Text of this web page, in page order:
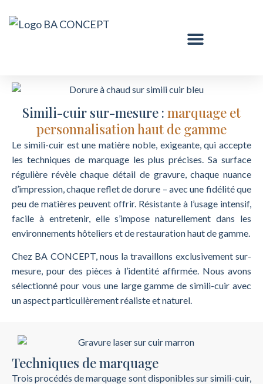
Simili-cuir sur-mesure : marquage et
personnalisation haut de gamme
Le simili-cuir est une matière noble, exigeante, qui accepte
les techniques de marquage les plus précises. Sa surface
régulière révèle chaque détail de gravure, chaque nuance
d’impression, chaque reflet de dorure – avec une fidélité que
peu de matières peuvent offrir. Résistante à l’usage intensif,
facile à entretenir, elle s’impose naturellement dans les
environnements hôteliers et de restauration haut de gamme.
Chez BA CONCEPT, nous la travaillons exclusivement sur-
mesure, pour des pièces à l’identité affirmée. Nous avons
sélectionné pour vous une large gamme de simili-cuir avec
un aspect particuilèrement réaliste et naturel.
Techniques de marquage
Trois procédés de marquage sont disponibles sur simili-cuir,